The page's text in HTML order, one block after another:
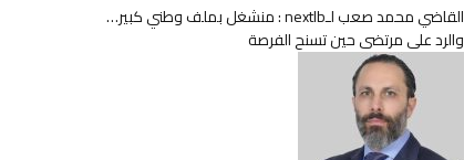
القاضي محمد صعب لـnextlb : منشغل بملف وطني كبير…
والرد على مرتضى حين تسنح الفرصة